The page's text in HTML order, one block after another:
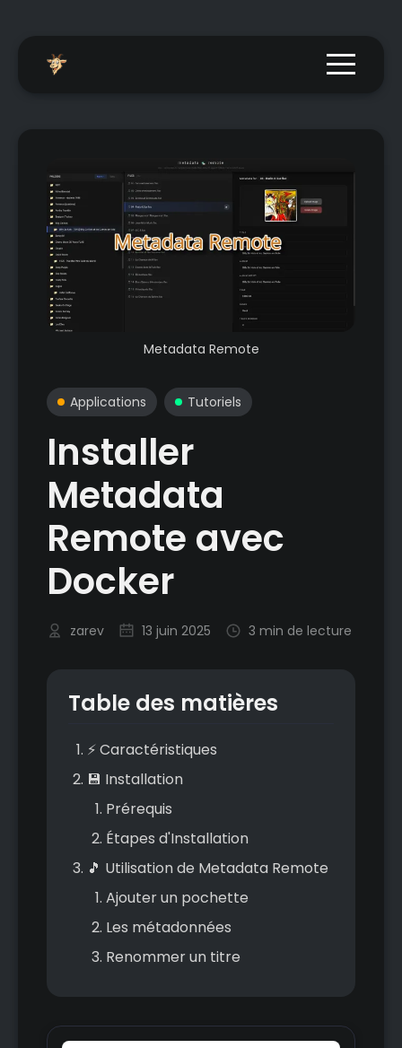
Menu
Metadata Remote
Applications Tutoriels
Installer
Metadata
Remote avec
Docker
zarev 13 juin 2025 3 min de lecture
Table des matières
⚡ Caractéristiques
💾 Installation
Prérequis
Étapes d'Installation
🎵 Utilisation de Metadata Remote
Ajouter un pochette
Les métadonnées
Renommer un titre